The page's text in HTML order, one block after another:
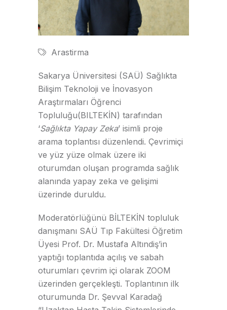
Arastirma
Sakarya Üniversitesi (SAÜ) Sağlıkta
Bilişim Teknoloji ve İnovasyon
Araştırmaları Öğrenci
Topluluğu(BILTEKİN) tarafından
‘Sağlıkta Yapay Zeka’ isimli proje
arama toplantısı düzenlendi. Çevrimiçi
ve yüz yüze olmak üzere iki
oturumdan oluşan programda sağlık
alanında yapay zeka ve gelişimi
üzerinde duruldu.
Moderatörlüğünü BİLTEKİN topluluk
danışmanı SAÜ Tıp Fakültesi Öğretim
Üyesi Prof. Dr. Mustafa Altındiş’in
yaptığı toplantıda açılış ve sabah
oturumları çevrim içi olarak ZOOM
üzerinden gerçekleşti. Toplantının ilk
oturumunda Dr. Şevval Karadağ